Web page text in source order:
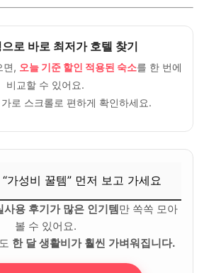
로 바로 최저가 호텔 찾기
면, 오늘 기준 할인 적용된 숙소를 한 번에
비교할 수 있어요.
로 스크롤로 편하게 확인하세요.
가성비 꿀템” 먼저 보고 가세요
사용 후기가 많은 인기템만 쏙쏙 모아
볼 수 있어요.
한 달 생활비가 훨씬 가벼워집니다.